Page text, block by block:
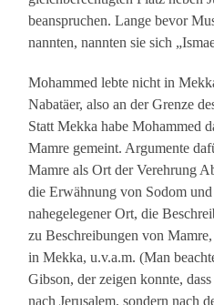
beanspruchen. Lange bevor
nannten, nannten sie sich
Mohammed lebte nicht in
Nabatäer, also an der Grenze
Statt Mekka habe Mohammed
Mamre gemeint. Argumente
Mamre als Ort der Verehrung
die Erwähnung von Sodom
nahegelegener Ort, die
zu Beschreibungen von
in Mekka, u.v.a.m. (Man
Gibson, der zeigen konnte,
nach Jerusalem, sondern nach